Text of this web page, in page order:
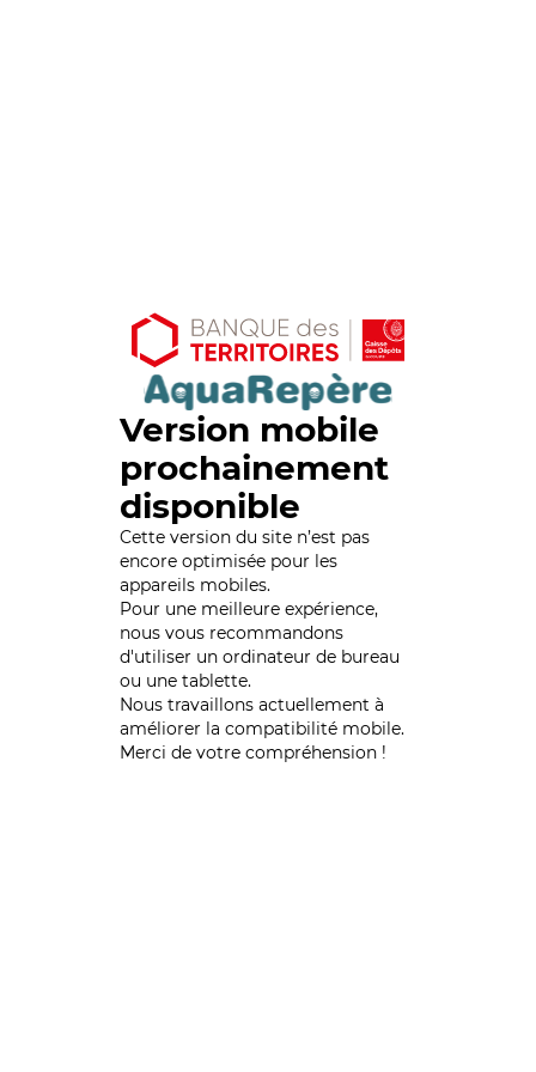
Version mobile
prochainement
disponible
Cette version du site n’est pas
encore optimisée pour les
appareils mobiles.
Pour une meilleure expérience,
nous vous recommandons
d'utiliser un ordinateur de bureau
ou une tablette.
Nous travaillons actuellement à
améliorer la compatibilité mobile.
Merci de votre compréhension !